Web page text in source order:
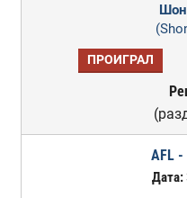
ПРОИГРАЛ
AFL
Дата: